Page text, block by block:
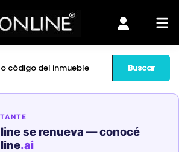
Buscar
se renueva — conocé
.ai